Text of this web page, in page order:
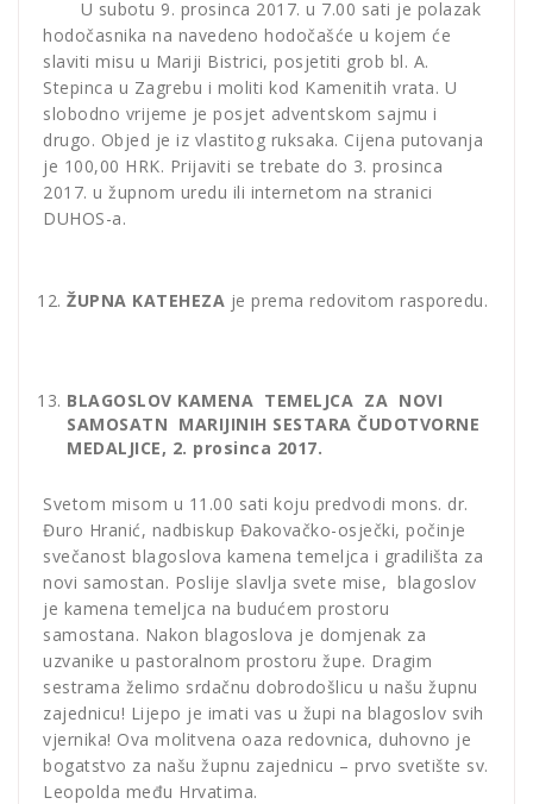
U subotu 9. prosinca 2017. u 7.00 sati je polazak
hodočasnika na navedeno hodočašće u kojem će
slaviti misu u Mariji Bistrici, posjetiti grob bl. A.
Stepinca u Zagrebu i moliti kod Kamenitih vrata. U
slobodno vrijeme je posjet adventskom sajmu i
drugo. Objed je iz vlastitog ruksaka. Cijena putovanja
je 100,00 HRK. Prijaviti se trebate do 3. prosinca
2017. u župnom uredu ili internetom na stranici
DUHOS-a.
ŽUPNA KATEHEZA je prema redovitom rasporedu.
BLAGOSLOV KAMENA TEMELJCA ZA NOVI
SAMOSATN MARIJINIH SESTARA ČUDOTVORNE
MEDALJICE, 2. prosinca 2017.
Svetom misom u 11.00 sati koju predvodi mons. dr.
Đuro Hranić, nadbiskup Đakovačko-osječki, počinje
svečanost blagoslova kamena temeljca i gradilišta za
novi samostan. Poslije slavlja svete mise, blagoslov
je kamena temeljca na budućem prostoru
samostana. Nakon blagoslova je domjenak za
uzvanike u pastoralnom prostoru župe. Dragim
sestrama želimo srdačnu dobrodošlicu u našu župnu
zajednicu! Lijepo je imati vas u župi na blagoslov svih
vjernika! Ova molitvena oaza redovnica, duhovno je
bogatstvo za našu župnu zajednicu – prvo svetište sv.
Leopolda među Hrvatima.